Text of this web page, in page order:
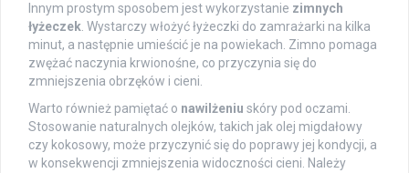
Innym prostym sposobem jest wykorzystanie zimnych
łyżeczek. Wystarczy włożyć łyżeczki do zamrażarki na kilka
minut, a następnie umieścić je na powiekach. Zimno pomaga
zwężać naczynia krwionośne, co przyczynia się do
zmniejszenia obrzęków i cieni.
Warto również pamiętać o nawilżeniu skóry pod oczami.
Stosowanie naturalnych olejków, takich jak olej migdałowy
czy kokosowy, może przyczynić się do poprawy jej kondycji, a
w konsekwencji zmniejszenia widoczności cieni. Należy